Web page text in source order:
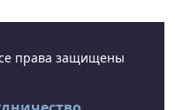
права защищены